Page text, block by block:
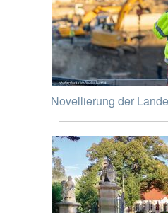
Novellierung der